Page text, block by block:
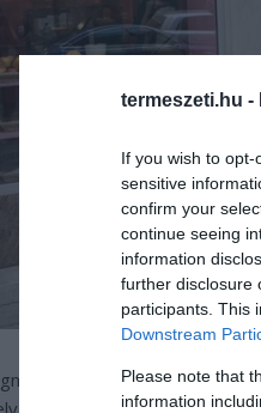
termeszeti.hu -
If you wish to
sensitive
confirm your
continue seeing
information
further disclosure
participants. This
Downstream
Please note that
information
a nyuszikat is, de